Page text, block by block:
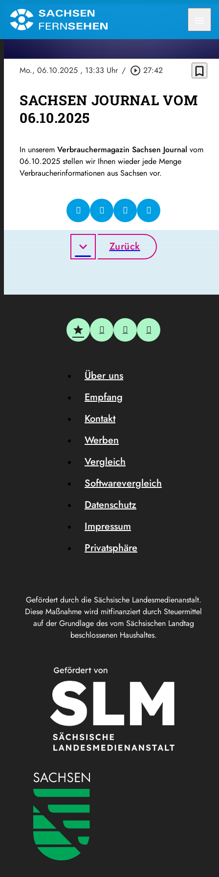
Mo., 06.10.2025 , 13:33 Uhr / play_circle_outline 27:42 bookmark_border
SACHSEN JOURNAL VOM
06.10.2025
In unserem Verbrauchermagazin Sachsen Journal vom
06.10.2025 stellen wir Ihnen wieder jede Menge
Verbraucherinformationen aus Sachsen vor.
Zurück
Gefördert durch die Sächsische Landesmedienanstalt.
Diese Maßnahme wird mitfinanziert durch Steuermittel
auf der Grundlage des vom Sächsischen Landtag
beschlossenen Haushaltes.
Über uns
Empfang
Kontakt
Werben
Vergleich
Softwarevergleich
Datenschutz
Impressum
Privatsphäre